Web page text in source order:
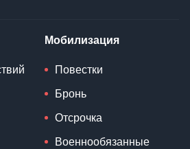
Мобилизация
Повестки
Бронь
Отсрочка
Военнообязанные